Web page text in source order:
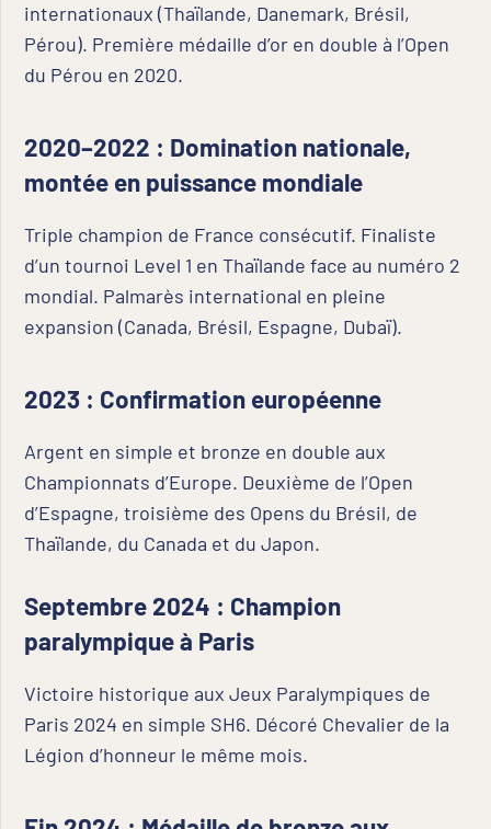
internationaux (Thaïlande, Danemark, Brésil,
Pérou). Première médaille d’or en double à l’Open
du Pérou en 2020.
2020–2022 : Domination nationale,
montée en puissance mondiale
Triple champion de France consécutif. Finaliste
d’un tournoi Level 1 en Thaïlande face au numéro 2
mondial. Palmarès international en pleine
expansion (Canada, Brésil, Espagne, Dubaï).
2023 : Confirmation européenne
Argent en simple et bronze en double aux
Championnats d’Europe. Deuxième de l’Open
d’Espagne, troisième des Opens du Brésil, de
Thaïlande, du Canada et du Japon.
Septembre 2024 : Champion
paralympique à Paris
Victoire historique aux Jeux Paralympiques de
Paris 2024 en simple SH6. Décoré Chevalier de la
Légion d’honneur le même mois.